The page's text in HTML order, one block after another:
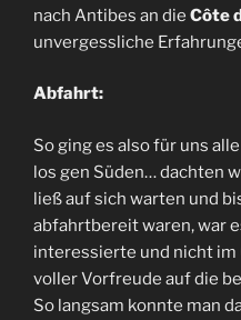
nach Antibes an die Côte
unvergessliche
Abfahrt:
So ging es also für uns
los gen Süden… dachten
ließ auf sich warten und
abfahrtbereit waren, war
interessierte und nicht im
voller Vorfreude auf die
So langsam konnte man